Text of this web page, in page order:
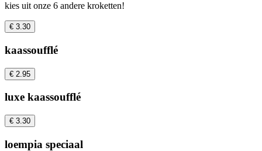
kies uit onze 6 andere kroketten!
€ 3.30
kaassoufflé
€ 2.95
luxe kaassoufflé
€ 3.30
loempia speciaal